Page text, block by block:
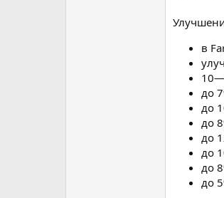
в
до
до
до
до
до
до
до